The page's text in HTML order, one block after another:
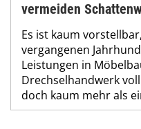
vermeiden
Es ist kaum
vergangenen
Leistungen in
Drechselhandwerk
doch kaum mehr als